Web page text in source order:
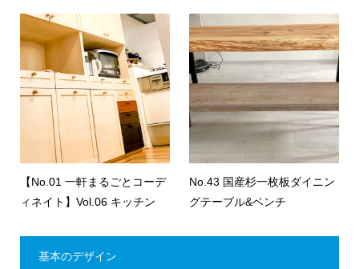
【No.01 一軒まるごとコーデ
ィネイト】Vol.06 キッチン
No.43 国産杉一枚板ダイニン
グテーブル&ベンチ
基本のデザイン